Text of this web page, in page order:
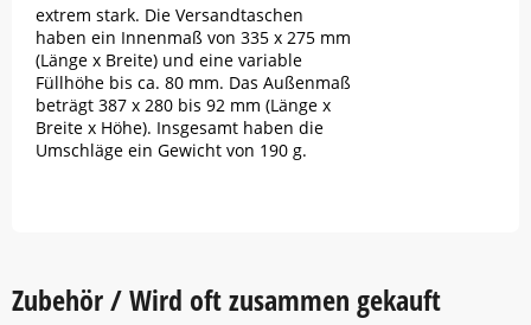
extrem stark. Die Versandtaschen
haben ein Innenmaß von 335 x 275 mm
(Länge x Breite) und eine variable
Füllhöhe bis ca. 80 mm. Das Außenmaß
beträgt 387 x 280 bis 92 mm (Länge x
Breite x Höhe). Insgesamt haben die
Umschläge ein Gewicht von 190 g.
Zubehör / Wird oft zusammen gekauft